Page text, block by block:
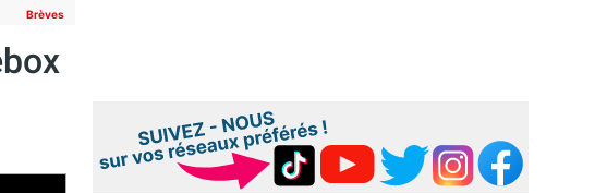
Brèves